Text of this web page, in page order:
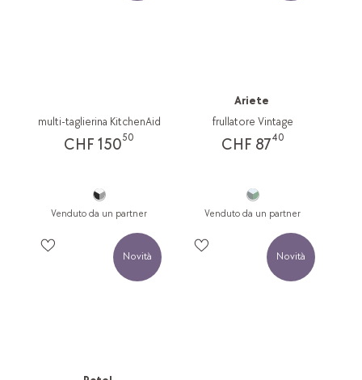
multi-taglierina KitchenAid
CHF 15050
Venduto da un partner
Ariete
frullatore Vintage
CHF 8740
Venduto da un partner
Novità Novità